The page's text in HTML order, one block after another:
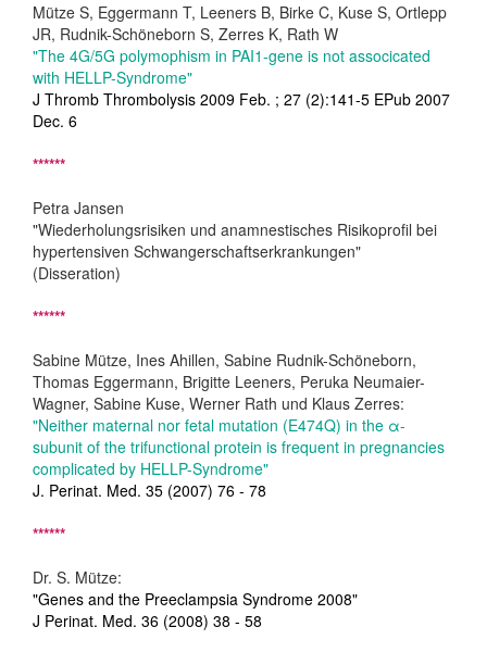
Mütze S, Eggermann T, Leeners B, Birke C, Kuse S, Ortlepp
JR, Rudnik-Schöneborn S, Zerres K, Rath W
"The 4G/5G polymophism in PAI1-gene is not associcated
with HELLP-Syndrome"
J Thromb Thrombolysis 2009 Feb. ; 27 (2):141-5 EPub 2007
Dec. 6
******
Petra Jansen
"Wiederholungsrisiken und anamnestisches Risikoprofil bei
hypertensiven Schwangerschaftserkrankungen"
(Disseration)
******
Sabine Mütze, Ines Ahillen, Sabine Rudnik-Schöneborn,
Thomas Eggermann, Brigitte Leeners, Peruka Neumaier-
Wagner, Sabine Kuse, Werner Rath und Klaus Zerres:
"Neither maternal nor fetal mutation (E474Q) in the α-
subunit of the trifunctional protein is frequent in pregnancies
complicated by HELLP-Syndrome"
J. Perinat. Med. 35 (2007) 76 - 78
******
Dr. S. Mütze:
"Genes and the Preeclampsia Syndrome 2008"
J Perinat. Med. 36 (2008) 38 - 58